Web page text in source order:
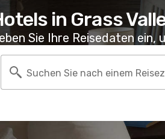
in Grass
Sie Ihre Reisedaten